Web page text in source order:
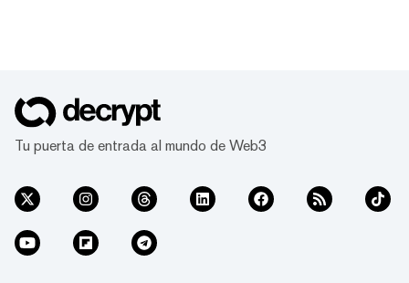
Tu puerta de entrada al mundo de Web3